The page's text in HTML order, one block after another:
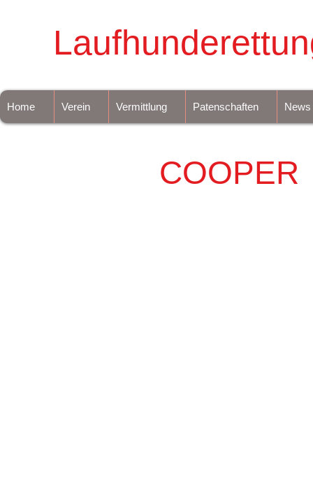
Home Verein Vermittlung Patenschaften News
COOPER